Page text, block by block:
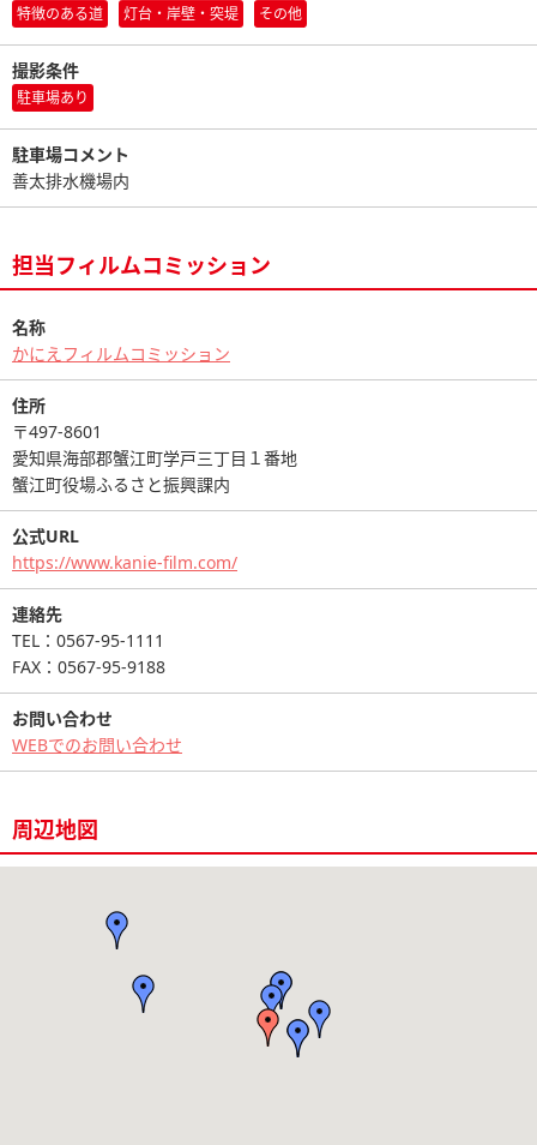
特徴のある道
灯台・岸壁・突堤 その他
撮影条件
駐車場あり
駐車場コメント
善太排水機場内
担当フィルムコミッション
名称
かにえフィルムコミッション
住所
〒497-8601
愛知県海部郡蟹江町学戸三丁目１番地
蟹江町役場ふるさと振興課内
公式URL
https://www.kanie-film.com/
連絡先
TEL：0567-95-1111
FAX：0567-95-9188
お問い合わせ
WEBでのお問い合わせ
周辺地図